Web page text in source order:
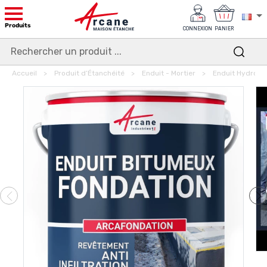
Produits CONNEXION PANIER
Accueil Produit d’Étanchéité Enduit - Mortier Enduit